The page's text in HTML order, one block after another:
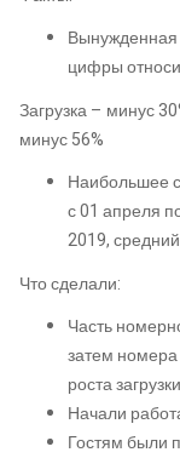
Вынужденная
цифры
Загрузка – минус
минус 56%
Наибольшее
с 01 апреля
2019,
Что сделали:
Часть
затем
роста
Начали
Гостям были